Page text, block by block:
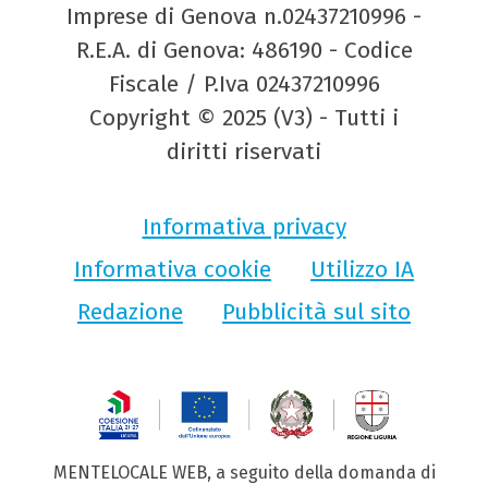
Imprese di Genova n.02437210996 -
R.E.A. di Genova: 486190 - Codice
Fiscale / P.Iva 02437210996
Copyright © 2025 (V3) - Tutti i
diritti riservati
Informativa privacy
Informativa cookie
Utilizzo IA
Redazione
Pubblicità sul sito
MENTELOCALE WEB, a seguito della domanda di